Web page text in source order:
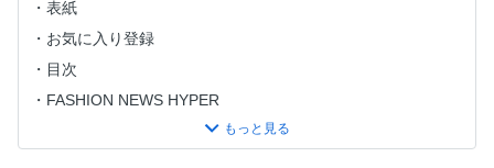
表紙
お気に入り登録
目次
FASHION NEWS HYPER
今月の気になるメンズ美容の話